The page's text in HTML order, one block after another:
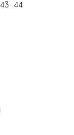
43 44